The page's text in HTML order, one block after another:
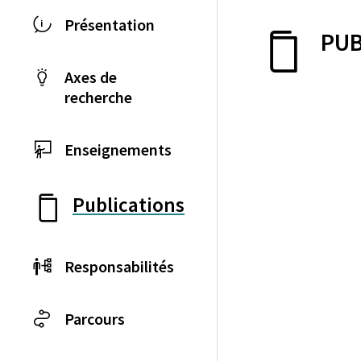
Présentation
Axes de
recherche
Enseignements
Publications
Responsabilités
Parcours